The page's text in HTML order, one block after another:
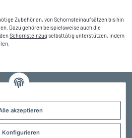
akzeptieren
Konfigurieren
Zubehör an, von Schornsteinaufsätzen bis hin
Dazu gehören beispielsweise auch die
Schornsteinzug selbsttätig unterstützen, indem
und Schornsteintechnik
sprechen Sie uns an !